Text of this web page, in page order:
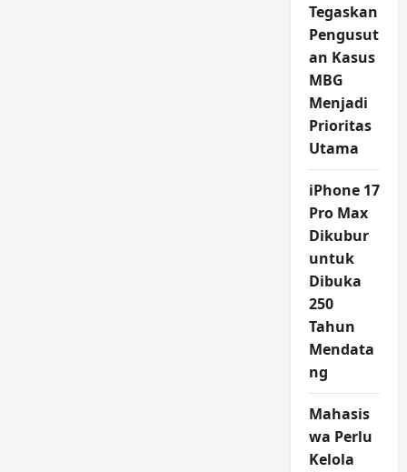
Tegaskan
Pengusut
an Kasus
MBG
Menjadi
Prioritas
Utama
iPhone 17
Pro Max
Dikubur
untuk
Dibuka
250
Tahun
Mendata
ng
Mahasis
wa Perlu
Kelola